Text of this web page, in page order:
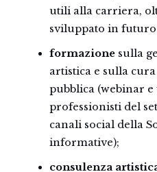
utili alla carriera,
sviluppato in
formazione sulla
artistica e sulla
pubblica (webinar
professionisti del
canali social della
informative);
consulenza